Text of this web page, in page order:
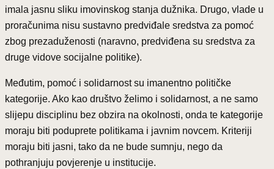
imala jasnu sliku imovinskog stanja dužnika. Drugo, vlade u
proračunima nisu sustavno predviđale sredstva za pomoć
zbog prezaduženosti (naravno, predviđena su sredstva za
druge vidove socijalne politike).
Međutim, pomoć i solidarnost su imanentno političke
kategorije. Ako kao društvo želimo i solidarnost, a ne samo
slijepu disciplinu bez obzira na okolnosti, onda te kategorije
moraju biti poduprete politikama i javnim novcem. Kriteriji
moraju biti jasni, tako da ne bude sumnju, nego da
pothranjuju povjerenje u institucije.